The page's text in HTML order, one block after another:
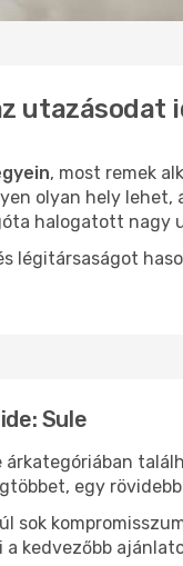
utazásodat
, most remek
olyan hely
halogatott nagy
légitársaságot
Sule
egy
sok
kedvezőbb